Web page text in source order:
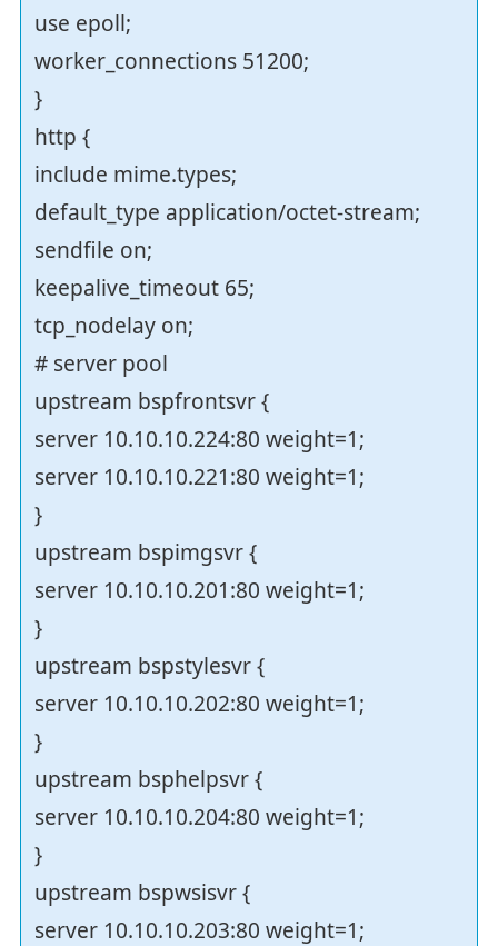
use epoll;
worker_connections 51200;
}
http {
include mime.types;
default_type application/octet-stream;
sendfile on;
keepalive_timeout 65;
tcp_nodelay on;
# server pool
upstream bspfrontsvr {
server 10.10.10.224:80 weight=1;
server 10.10.10.221:80 weight=1;
}
upstream bspimgsvr {
server 10.10.10.201:80 weight=1;
}
upstream bspstylesvr {
server 10.10.10.202:80 weight=1;
}
upstream bsphelpsvr {
server 10.10.10.204:80 weight=1;
}
upstream bspwsisvr {
server 10.10.10.203:80 weight=1;